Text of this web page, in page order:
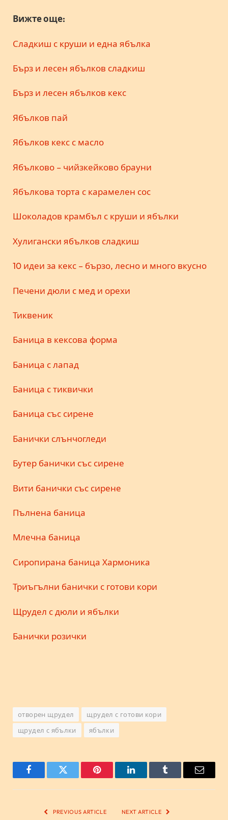
Вижте още:
Сладкиш с круши и една ябълка
Бърз и лесен ябълков сладкиш
Бърз и лесен ябълков кекс
Ябълков пай
Ябълков кекс с масло
Ябълково – чийзкейково брауни
Ябълкова торта с карамелен сос
Шоколадов крамбъл с круши и ябълки
Хулигански ябълков сладкиш
10 идеи за кекс – бързо, лесно и много вкусно
Печени дюли с мед и орехи
Тиквеник
Баница в кексова форма
Баница с лапад
Баница с тиквички
Баница със сирене
Банички слънчогледи
Бутер банички със сирене
Вити банички със сирене
Пълнена баница
Млечна баница
Сиропирана баница Хармоника
Триъгълни банички с готови кори
Щрудел с дюли и ябълки
Банички розички
отворен щрудел
щрудел с готови кори
щрудел с ябълки
ябълки
FacebookTwitter Pinterest LinkedInTumblr Email
PREVIOUS ARTICLE NEXT ARTICLE